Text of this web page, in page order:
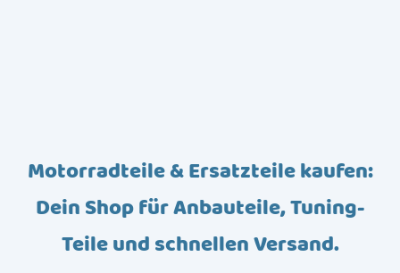
Motorradteile & Ersatzteile kaufen:
Dein Shop für Anbauteile, Tuning-
Teile und schnellen Versand.